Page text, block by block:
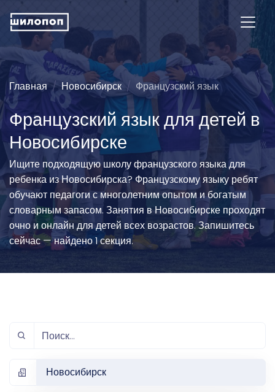
Главная Новосибирск Французский язык
Французский язык для детей в
Новосибирске
Ищите подходящую школу французского языка для
ребенка из Новосибирска? Французскому языку ребят
обучают педагоги с многолетним опытом и богатым
словарным запасом. Занятия в Новосибирске проходят
очно и онлайн для детей всех возрастов. Запишитесь
сейчас — найдено 1 секция.
Новосибирск